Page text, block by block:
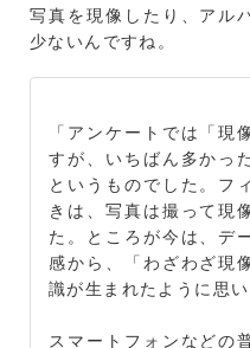
写真を現像したり、アル
少ないんですね。
「アンケートでは「現
すが、いちばん多かっ
というものでした。フ
きは、写真は撮って現
た。ところが今は、デ
感から、「わざわざ現
識が生まれたように思い
スマートフォンなどの